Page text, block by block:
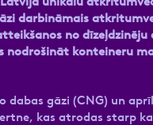
darbināmais
no
konteineru
dabas gāzi (CNG) un
kas atrodas starp